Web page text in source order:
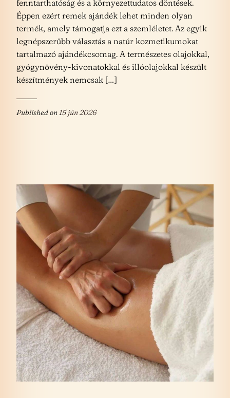
fenntarthatóság és a környezettudatos döntések.
Éppen ezért remek ajándék lehet minden olyan
termék, amely támogatja ezt a szemléletet. Az egyik
legnépszerűbb választás a natúr kozmetikumokat
tartalmazó ajándékcsomag. A természetes olajokkal,
gyógynövény-kivonatokkal és illóolajokkal készült
készítmények nemcsak […]
Published on15 jún 2026